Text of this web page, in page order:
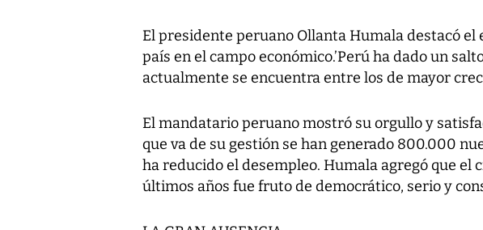
El presidente peruano Ollanta Humala destacó el
país en el campo económico.’Perú ha dado un
actualmente se encuentra entre los de mayor
El mandatario peruano mostró su orgullo y
que va de su gestión se han generado 800.000
ha reducido el desempleo. Humala agregó que el
últimos años fue fruto de democrático, serio y